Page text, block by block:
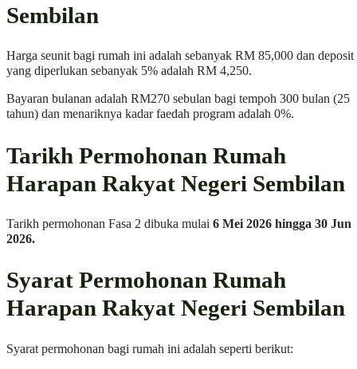
Sembilan
Harga seunit bagi rumah ini adalah sebanyak RM 85,000 dan deposit
yang diperlukan sebanyak 5% adalah RM 4,250.
Bayaran bulanan adalah RM270 sebulan bagi tempoh 300 bulan (25
tahun) dan menariknya kadar faedah program adalah 0%.
Tarikh Permohonan Rumah
Harapan Rakyat Negeri Sembilan
Tarikh permohonan Fasa 2 dibuka mulai 6 Mei 2026 hingga 30 Jun
2026.
Syarat Permohonan Rumah
Harapan Rakyat Negeri Sembilan
Syarat permohonan bagi rumah ini adalah seperti berikut: